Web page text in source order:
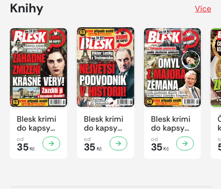
Knihy Více
Blesk krimi
do kapsy
č.7/2026
od
35Kč
Blesk krimi
do kapsy
č.6/2026
od
35Kč
Blesk krimi
do kapsy
č.5/2026
od
35Kč